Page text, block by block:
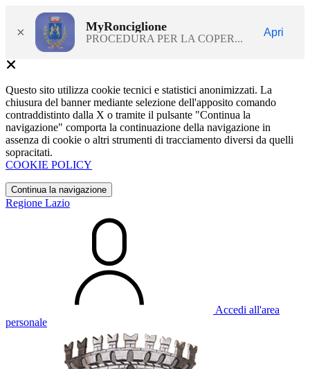
× MyRonciglione
PROCEDURA PER LA COPER...
Apri
Questo sito utilizza cookie tecnici e statistici anonimizzati. La
chiusura del banner mediante selezione dell'apposito comando
contraddistinto dalla X o tramite il pulsante "Continua la
navigazione" comporta la continuazione della navigazione in
assenza di cookie o altri strumenti di tracciamento diversi da quelli
sopracitati.
COOKIE POLICY
Continua la navigazione
Regione Lazio
Accedi all'area
personale